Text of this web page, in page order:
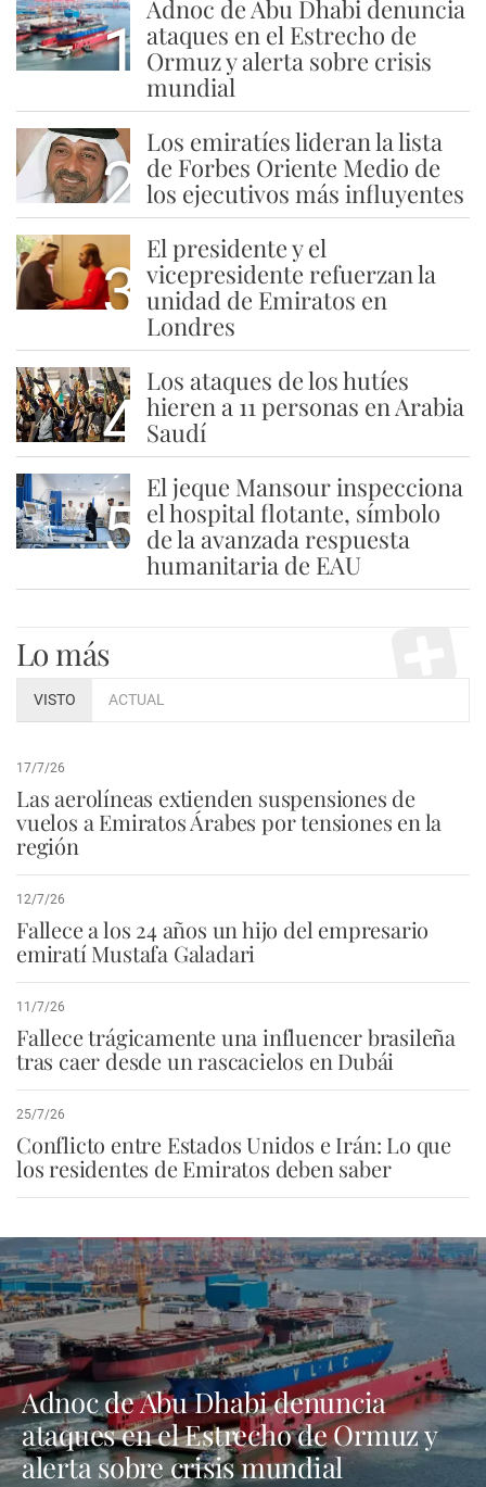
1
Adnoc de Abu Dhabi denuncia
ataques en el Estrecho de
Ormuz y alerta sobre crisis
mundial
2
Los emiratíes lideran la lista
de Forbes Oriente Medio de
los ejecutivos más influyentes
3
El presidente y el
vicepresidente refuerzan la
unidad de Emiratos en
Londres
4
Los ataques de los hutíes
hieren a 11 personas en Arabia
Saudí
5
El jeque Mansour inspecciona
el hospital flotante, símbolo
de la avanzada respuesta
humanitaria de EAU
Lo más
VISTO ACTUAL
17/7/26
Las aerolíneas extienden suspensiones de
vuelos a Emiratos Árabes por tensiones en la
región
12/7/26
Fallece a los 24 años un hijo del empresario
emiratí Mustafa Galadari
11/7/26
Fallece trágicamente una influencer brasileña
tras caer desde un rascacielos en Dubái
25/7/26
Conflicto entre Estados Unidos e Irán: Lo que
los residentes de Emiratos deben saber
Adnoc de Abu Dhabi denuncia
ataques en el Estrecho de Ormuz y
alerta sobre crisis mundial